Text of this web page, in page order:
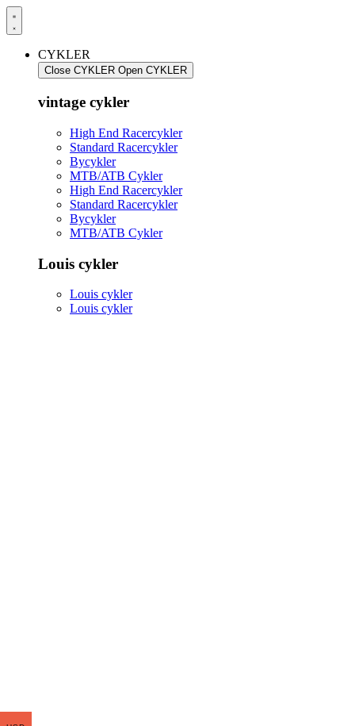
CYKLER
Close CYKLER Open CYKLER
vintage cykler
High End Racercykler
Standard Racercykler
Bycykler
MTB/ATB Cykler
High End Racercykler
Standard Racercykler
Bycykler
MTB/ATB Cykler
Louis cykler
Louis cykler
Louis cykler